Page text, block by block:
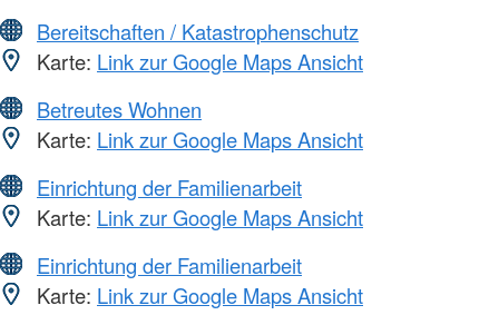
Bereitschaften / Katastrophenschutz
Karte: Link zur Google Maps Ansicht
Betreutes Wohnen
Karte: Link zur Google Maps Ansicht
Einrichtung der Familienarbeit
Karte: Link zur Google Maps Ansicht
Einrichtung der Familienarbeit
Karte: Link zur Google Maps Ansicht